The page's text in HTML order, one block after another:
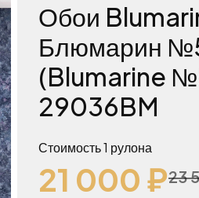
Обои
Блюмарин
(Blumarine
29036BM
Стоимость 1 рулона
21 000 ₽23